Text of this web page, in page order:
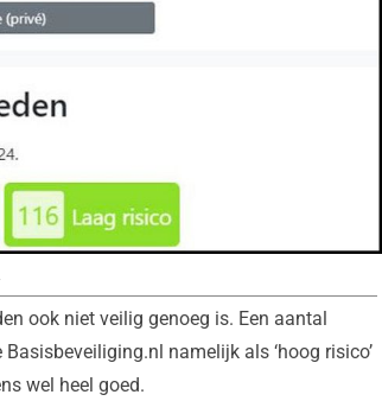
ook niet veilig genoeg is. Een aantal
namelijk als ‘hoog risico’
wel heel goed.